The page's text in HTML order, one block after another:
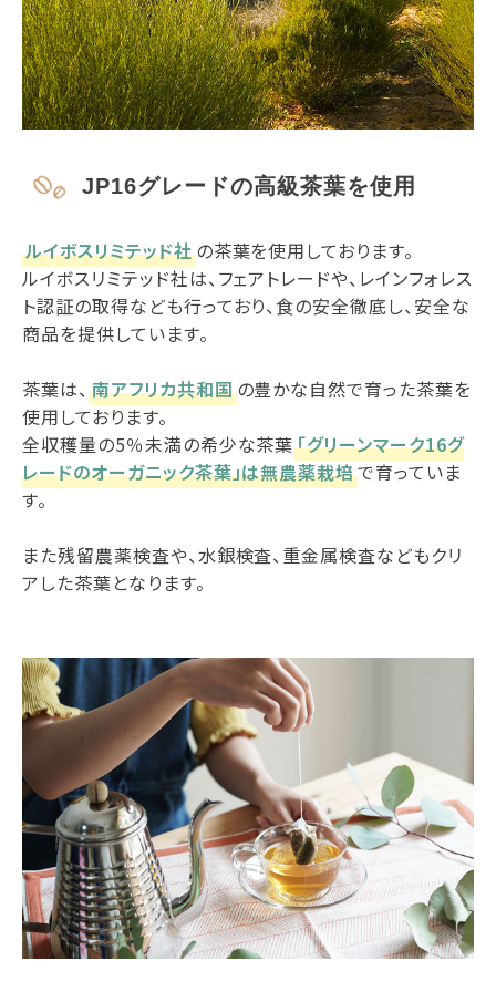
JP16グレードの高級茶葉を使用
ルイボスリミテッド社の茶葉を使用しております。
ルイボスリミテッド社は、フェアトレードや、レインフォレス
ト認証の取得なども行っており、食の安全徹底し、安全な
商品を提供しています。
茶葉は、 南アフリカ共和国の豊かな自然で育った茶葉を
使用しております。
全収穫量の5％未満の希少な茶葉「グリーンマーク16グ
レードのオーガニック茶葉」は無農薬栽培で育っていま
す。
また残留農薬検査や、水銀検査、重金属検査などもクリ
アした茶葉となります。